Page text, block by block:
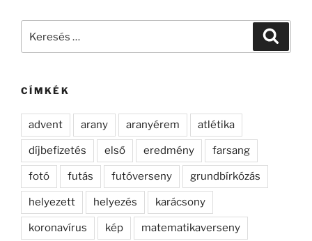
CÍMKÉK
advent arany aranyérem atlétika
díjbefizetés első eredmény farsang
fotó futás futóverseny grundbírkózás
helyezett helyezés karácsony
koronavírus kép matematikaverseny